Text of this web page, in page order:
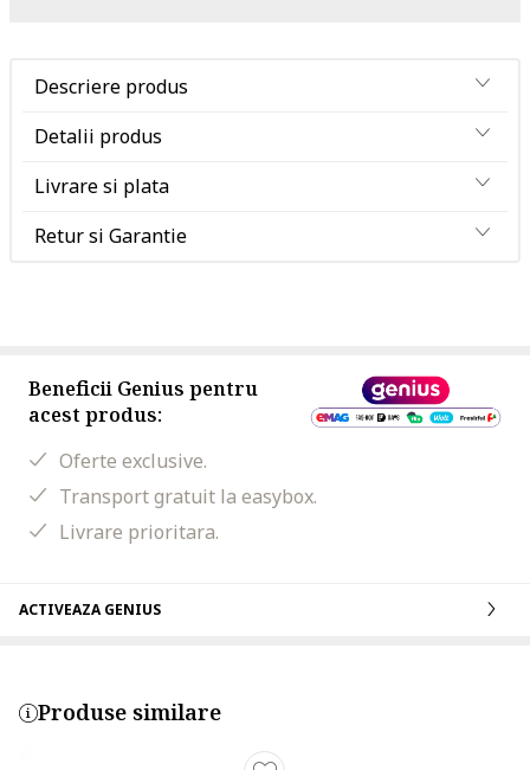
Descriere produs
Detalii produs
Livrare si plata
Retur si Garantie
Beneficii Genius pentru
acest produs:
Oferte exclusive.
Transport gratuit la easybox.
Livrare prioritara.
ACTIVEAZA GENIUS
Produse similare